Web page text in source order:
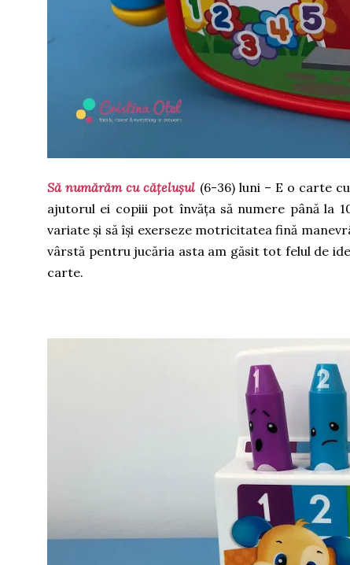
Să numărăm cu cățelușul (6-36) luni – E o carte
ajutorul ei copiii pot învăța să numere până la
variate și să își exerseze motricitatea fină
vârstă pentru jucăria asta am găsit tot felul de
carte.